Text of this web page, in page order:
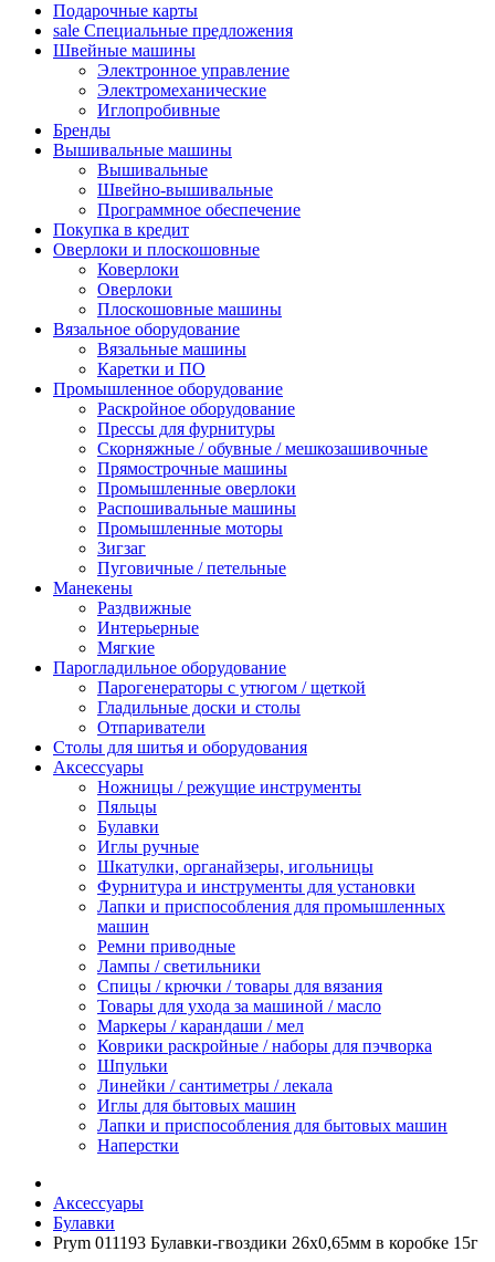
Подарочные карты
sale Специальные предложения
Швейные машины
Электронное управление
Электромеханические
Иглопробивные
Бренды
Вышивальные машины
Вышивальные
Швейно-вышивальные
Программное обеспечение
Покупка в кредит
Оверлоки и плоскошовные
Коверлоки
Оверлоки
Плоскошовные машины
Вязальное оборудование
Вязальные машины
Каретки и ПО
Промышленное оборудование
Раскройное оборудование
Прессы для фурнитуры
Скорняжные / обувные / мешкозашивочные
Прямострочные машины
Промышленные оверлоки
Распошивальные машины
Промышленные моторы
Зигзаг
Пуговичные / петельные
Манекены
Раздвижные
Интерьерные
Мягкие
Парогладильное оборудование
Парогенераторы с утюгом / щеткой
Гладильные доски и столы
Отпариватели
Столы для шитья и оборудования
Аксессуары
Ножницы / режущие инструменты
Пяльцы
Булавки
Иглы ручные
Шкатулки, органайзеры, игольницы
Фурнитура и инструменты для установки
Лапки и приспособления для промышленных
машин
Ремни приводные
Лампы / светильники
Спицы / крючки / товары для вязания
Товары для ухода за машиной / масло
Маркеры / карандаши / мел
Коврики раскройные / наборы для пэчворка
Шпульки
Линейки / сантиметры / лекала
Иглы для бытовых машин
Лапки и приспособления для бытовых машин
Наперстки
Аксессуары
Булавки
Prym 011193 Булавки-гвоздики 26х0,65мм в коробке 15г